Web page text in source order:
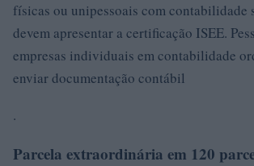
físicas ou unipessoais com contabilidade
devem apresentar a certificação ISEE.
empresas individuais em contabilidade
enviar documentação contábil
.
Parcela extraordinária em 120